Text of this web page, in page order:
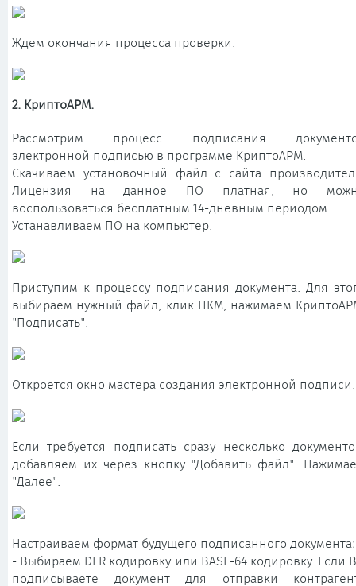
Ждем окончания процесса проверки.
2. КриптоАРМ.
Рассмотрим процесс подписания
электронной подписью в программе КриптоАРМ.
Скачиваем установочный файл с сайта
Лицензия на данное ПО платная, но
воспользоваться бесплатным 14-дневным периодом.
Устанавливаем ПО на компьютер.
Приступим к процессу подписания документа. Для
выбираем нужный файл, клик ПКМ, нажимаем
"Подписать".
Откроется окно мастера создания электронной подписи.
Если требуется подписать сразу несколько
добавляем их через кнопку "Добавить файл".
"Далее".
Настраиваем формат будущего подписанного документа:
- Выбираем DER кодировку или BASE-64 кодировку. Если
подписываете документ для отправки